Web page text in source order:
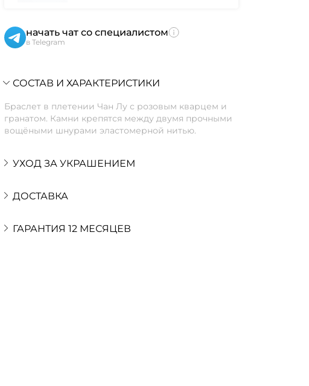
начать чат со специалистом
в Telegram
СОСТАВ И ХАРАКТЕРИСТИКИ
Браслет в плетении Чан Лу с розовым кварцем и
гранатом. Камни крепятся между двумя прочными
вощёными шнурами эластомерной нитью.
УХОД ЗА УКРАШЕНИЕМ
ДОСТАВКА
ГАРАНТИЯ 12 МЕСЯЦЕВ